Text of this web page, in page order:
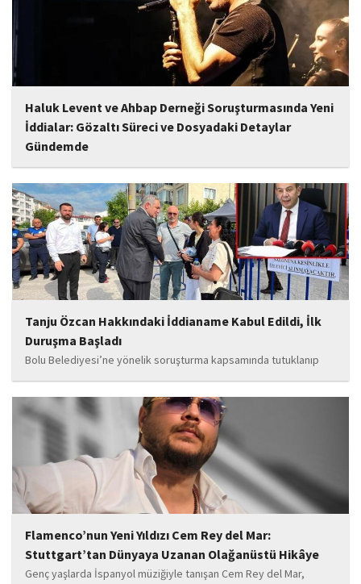
Haluk Levent ve Ahbap Derneği Soruşturmasında Yeni
İddialar: Gözaltı Süreci ve Dosyadaki Detaylar
Gündemde
İstanbul Cumhuriyet Başsavcılığı tarafından yürütülen ve Haluk
Levent ile kurucusu olduğu Ahbap Derneği'ni kapsadığı belirtilen
soruşturmaya ilişkin yeni iddialar gündeme geldi. Edinilen
bilgilere göre, soruşturmanın ani bir operasyonla değil, aylar...
Tanju Özcan Hakkındaki İddianame Kabul Edildi, İlk
Duruşma Başladı
Bolu Belediyesi’ne yönelik soruşturma kapsamında tutuklanıp
belediye başkanlığı görevinden uzaklaştırılan Tanju Özcan’ın da
aralarında bulunduğu 6’sı tutuklu 19 sanığın yargılandığı dava
başladı.
Flamenco’nun Yeni Yıldızı Cem Rey del Mar:
Stuttgart’tan Dünyaya Uzanan Olağanüstü Hikâye
Genç yaşlarda İspanyol müziğiyle tanışan Cem Rey del Mar,